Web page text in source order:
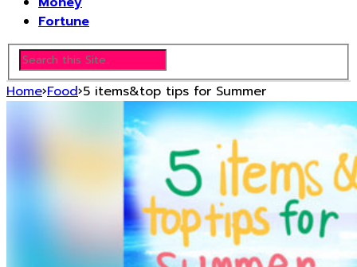
Fortune
Home›Food›5 items&top tips for Summer